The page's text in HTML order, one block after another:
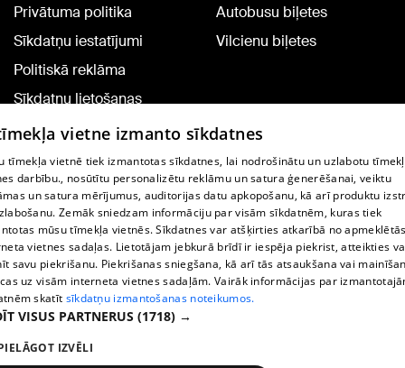
Privātuma politika
Sīkdatņu iestatījumi
Politiskā reklāma
Sīkdatņu lietošanas
noteikumi
Komentāru pievienošana
Autobusu biļetes
Vilcienu biļetes
TV programma
Līguma noteikumi
360 Ziņu kontakti
Helio Media
Portāla palīdzības dienests: e-pasts -
vietne izmanto sīkdatnes
tīmekļa vietnē tiek izmantotas sīkdatnes, lai nodrošinātu un uzlabotu
darbību., nosūtītu personalizētu reklāmu un satura ģenerēšanai, veiktu
un satura mērījumus, auditorijas datu apkopošanu, kā arī produktu
Zemāk sniedzam informāciju par visām sīkdatnēm, kuras tiek
mūsu tīmekļa vietnēs. Sīkdatnes var atšķirties atkarībā no
vietnes sadaļas. Lietotājam jebkurā brīdī ir iespēja piekrist, atteikties
savu piekrišanu. Piekrišanas sniegšana, kā arī tās atsaukšana vai
uz visām interneta vietnes sadaļām. Vairāk informācijas par
skatīt sīkdatņu izmantošanas noteikumos.
VISUS PARTNERUS (1718) →
IZVĒLI